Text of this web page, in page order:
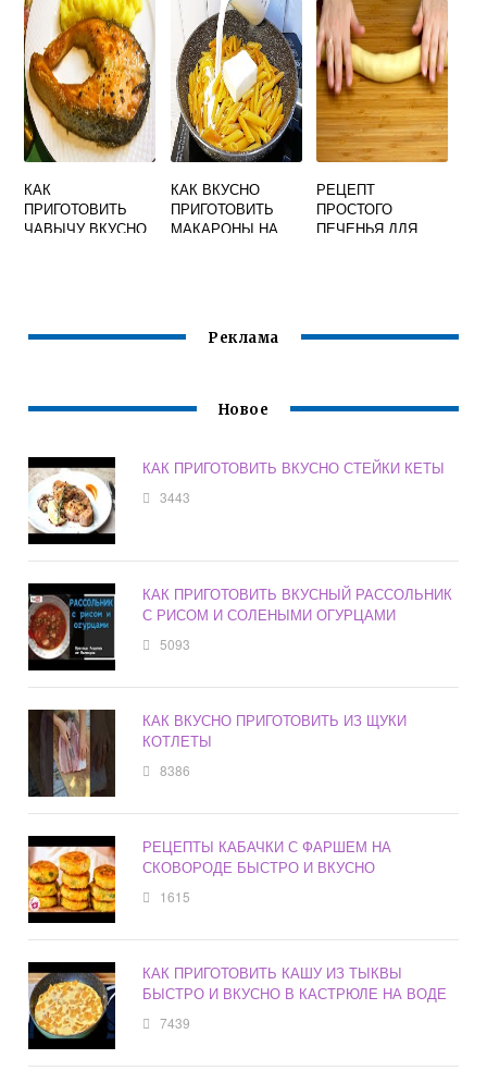
ТИК ТОКА
ВКУСНО
ЛУКОМ И
СМЕТАНОЙ
КАК
ПРИГОТОВИТЬ
ЧАВЫЧУ ВКУСНО
КАК ВКУСНО
ПРИГОТОВИТЬ
МАКАРОНЫ НА
РЕЦЕПТ
ПРОСТОГО
ПЕЧЕНЬЯ ДЛЯ
Реклама
Новое
КАК ПРИГОТОВИТЬ ВКУСНО СТЕЙКИ КЕТЫ
3443
КАК ПРИГОТОВИТЬ ВКУСНЫЙ РАССОЛЬНИК
С РИСОМ И СОЛЕНЫМИ ОГУРЦАМИ
5093
КАК ВКУСНО ПРИГОТОВИТЬ ИЗ ЩУКИ
КОТЛЕТЫ
8386
РЕЦЕПТЫ КАБАЧКИ С ФАРШЕМ НА
СКОВОРОДЕ БЫСТРО И ВКУСНО
1615
КАК ПРИГОТОВИТЬ КАШУ ИЗ ТЫКВЫ
БЫСТРО И ВКУСНО В КАСТРЮЛЕ НА ВОДЕ
7439